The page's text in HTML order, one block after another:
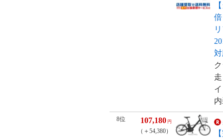
8位 107,180 円
（＋54,380）